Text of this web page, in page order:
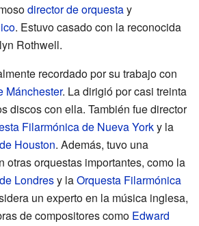
director de orquestay
. Estuvo casado con la reconocida
Rothwell.
recordado por su trabajo con
Mánchester. La dirigió por casi treinta
discos con ella. También fue director
Filarmónica de Nueva Yorky la
Houston. Además, tuvo una
otras orquestas importantes, como la
Londresy laOrquesta Filarmónica
un experto en la música inglesa,
de compositores como Edward